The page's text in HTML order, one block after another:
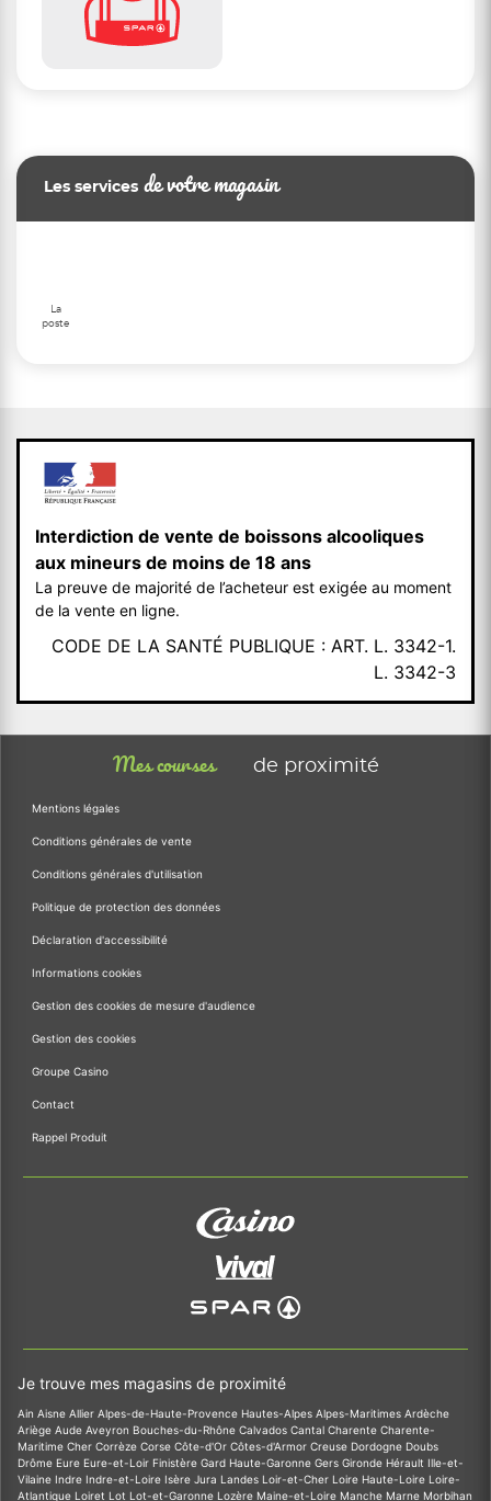
Les services de votre magasin
La
poste
Interdiction de vente de boissons alcooliques
aux mineurs de moins de 18 ans
La preuve de majorité de l’acheteur est exigée au moment
de la vente en ligne.
CODE DE LA SANTÉ PUBLIQUE : ART. L. 3342-1.
L. 3342-3
Mes courses de proximité
Mentions légales
Conditions générales de vente
Conditions générales d'utilisation
Politique de protection des données
Déclaration d'accessibilité
Informations cookies
Gestion des cookies de mesure d'audience
Gestion des cookies
Groupe Casino
Contact
Rappel Produit
Je trouve mes magasins de proximité
Ain Aisne Allier Alpes-de-Haute-Provence Hautes-Alpes Alpes-Maritimes Ardèche
Ariège Aude Aveyron Bouches-du-Rhône Calvados Cantal Charente Charente-
Maritime Cher Corrèze Corse Côte-d'Or Côtes-d'Armor Creuse Dordogne Doubs
Drôme Eure Eure-et-Loir Finistère Gard Haute-Garonne Gers Gironde Hérault Ille-et-
Vilaine Indre Indre-et-Loire Isère Jura Landes Loir-et-Cher Loire Haute-Loire Loire-
Atlantique Loiret Lot Lot-et-Garonne Lozère Maine-et-Loire Manche Marne Morbihan